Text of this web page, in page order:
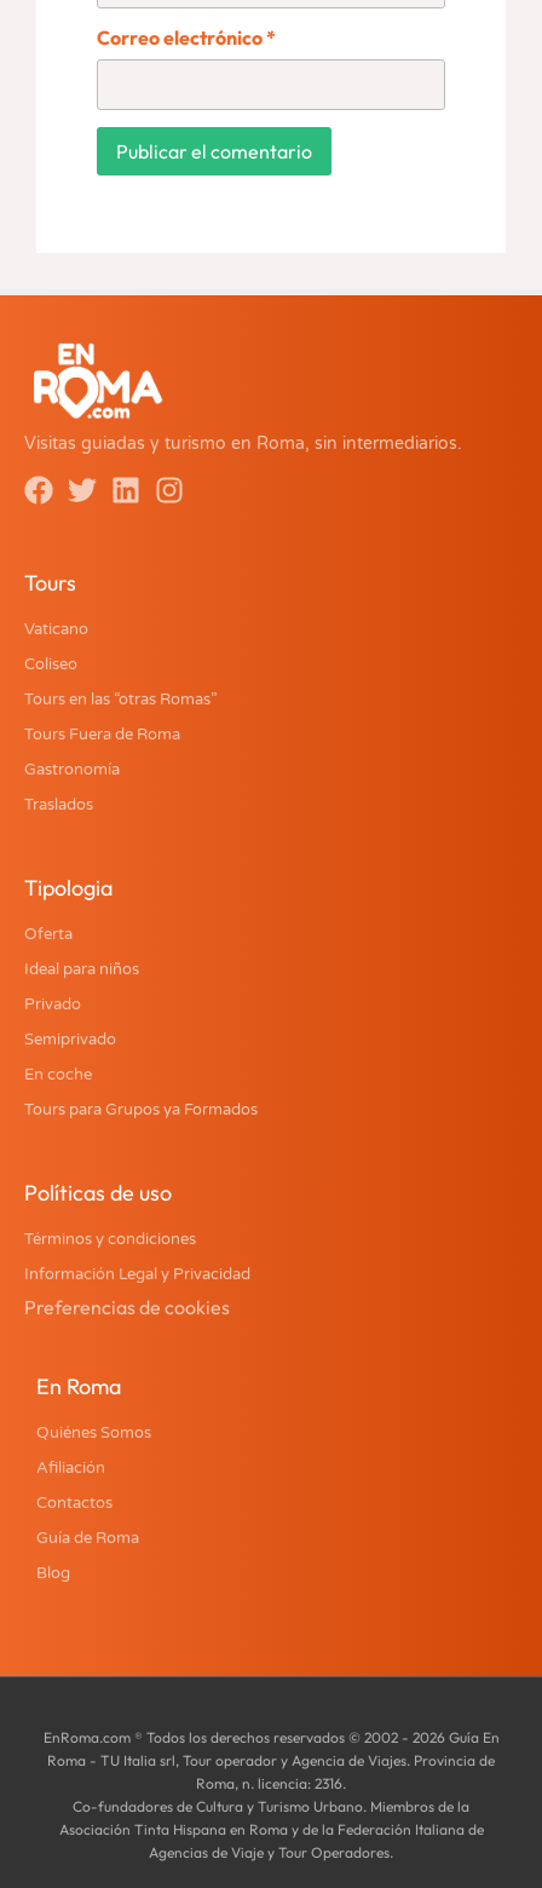
Correo electrónico*
Visitas guiadas y turismo en Roma, sin intermediarios.
Tours
Vaticano
Coliseo
Tours en las “otras Romas”
Tours Fuera de Roma
Gastronomía
Traslados
Tipologia
Oferta
Ideal para niños
Privado
Semiprivado
En coche
Tours para Grupos ya Formados
Políticas de uso
Términos y condiciones
Información Legal y Privacidad
Preferencias de cookies
En Roma
Quiénes Somos
Afiliación
Contactos
Guía de Roma
Blog
EnRoma.com ® Todos los derechos reservados © 2002 - 2026 Guía En
Roma - TU Italia srl, Tour operador y Agencia de Viajes. Provincia de
Roma, n. licencia: 2316.
Co-fundadores de Cultura y Turismo Urbano. Miembros de la
Asociación Tinta Hispana en Roma y de la Federación Italiana de
Agencias de Viaje y Tour Operadores.